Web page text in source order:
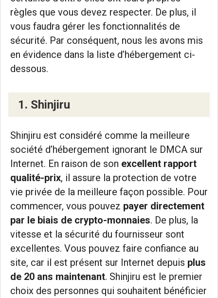
règles que vous devez respecter. De plus, il
vous faudra gérer les fonctionnalités de
sécurité. Par conséquent, nous les avons mis
en évidence dans la liste d’hébergement ci-
dessous.
1. Shinjiru
Shinjiru est considéré comme la meilleure
société d’hébergement ignorant le DMCA sur
Internet. En raison de son excellent rapport
qualité-prix, il assure la protection de votre
vie privée de la meilleure façon possible. Pour
commencer, vous pouvez payer directement
par le biais de crypto-monnaies. De plus, la
vitesse et la sécurité du fournisseur sont
excellentes. Vous pouvez faire confiance au
site, car il est présent sur Internet depuis plus
de 20 ans maintenant. Shinjiru est le premier
choix des personnes qui souhaitent bénéficier